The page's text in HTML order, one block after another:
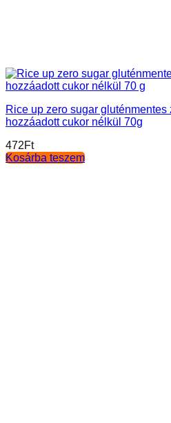
Rice up zero sugar gluténmentes
hozzáadott cukor nélkül 70g
472Ft
Kosárba teszem